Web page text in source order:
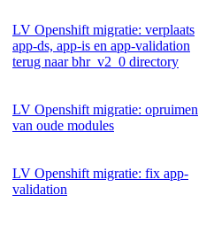
LV Openshift migratie: verplaats
app-ds, app-is en app-validation
terug naar bhr_v2_0 directory
LV Openshift migratie: opruimen
van oude modules
LV Openshift migratie: fix app-
validation